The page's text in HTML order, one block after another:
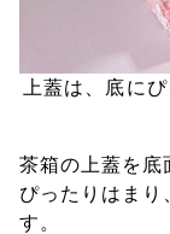
上蓋は、底に
茶箱の上蓋を底
ぴったりはまり
す。